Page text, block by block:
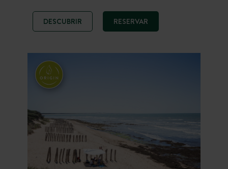
estancia en plena naturaleza con dos
piscinas exteriores, restaurante y
alquiler de bicicletas eléctricas in situ.
km de carriles bici y los pueblos
DESCUBRIR RESERVAR